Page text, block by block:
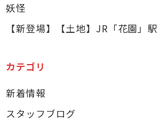
妖怪
【新登場】【土地】JR「花園」駅
カテゴリ
新着情報
スタッフブログ